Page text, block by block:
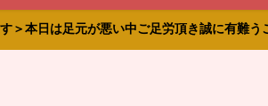
本日は足元が悪い中ご足労頂き誠に有難う